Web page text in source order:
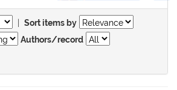
| Sort items by
Authors/record